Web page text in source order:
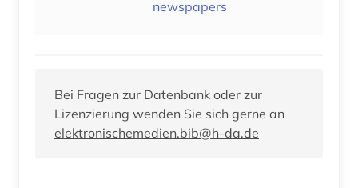
newspapers
Bei Fragen zur Datenbank oder zur
Lizenzierung wenden Sie sich gerne an
elektronischemedien.bib@h-da.de